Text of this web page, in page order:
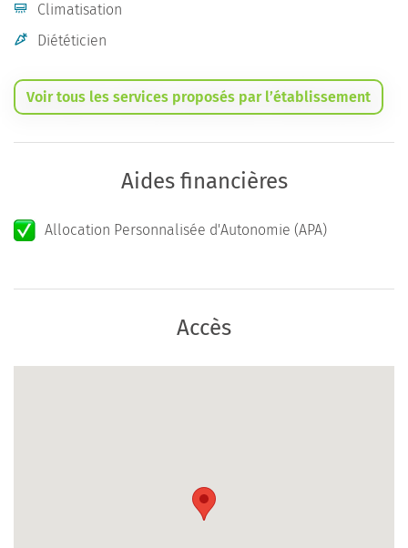
Climatisation
Diététicien
Voir tous les services proposés par l’établissement
Aides financières
Allocation Personnalisée d'Autonomie (APA)
Accès